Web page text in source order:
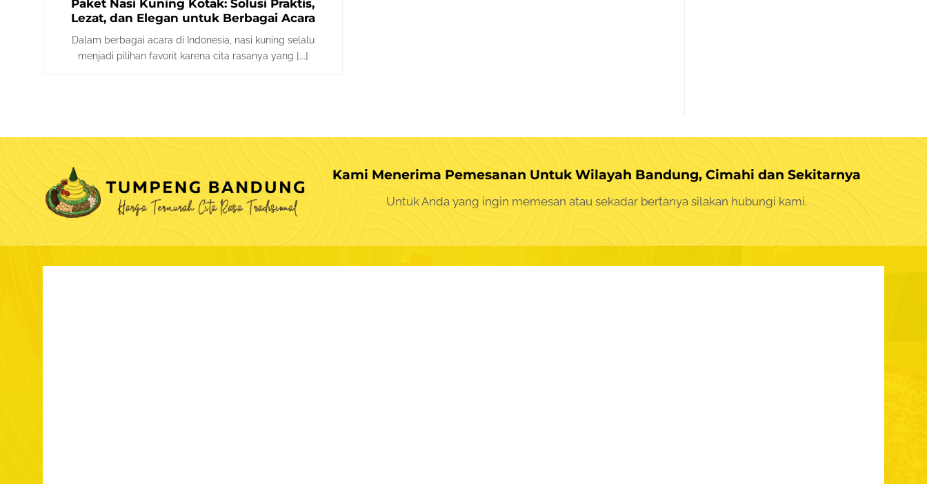
Paket Nasi Kuning Kotak: Solusi Praktis,
Lezat, dan Elegan untuk Berbagai Acara
Dalam berbagai acara di Indonesia, nasi kuning selalu
menjadi pilihan favorit karena cita rasanya yang [...]
Kami Menerima Pemesanan Untuk Wilayah Bandung, Cimahi dan Sekitarnya
Untuk Anda yang ingin memesan atau sekadar bertanya silakan hubungi kami.